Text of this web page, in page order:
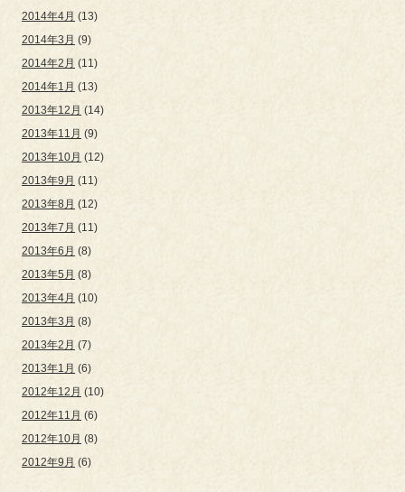
2014年4月 (13)
2014年3月 (9)
2014年2月 (11)
2014年1月 (13)
2013年12月 (14)
2013年11月 (9)
2013年10月 (12)
2013年9月 (11)
2013年8月 (12)
2013年7月 (11)
2013年6月 (8)
2013年5月 (8)
2013年4月 (10)
2013年3月 (8)
2013年2月 (7)
2013年1月 (6)
2012年12月 (10)
2012年11月 (6)
2012年10月 (8)
2012年9月 (6)